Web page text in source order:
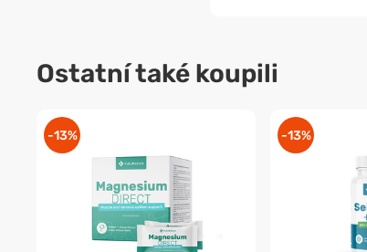
Ostatní také koupili
-13% -13%